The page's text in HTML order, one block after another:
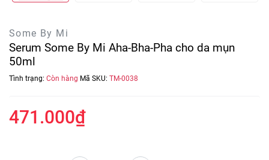
Some By Mi
Serum Some By Mi Aha-Bha-Pha cho da mụn
50ml
Tình trạng: Còn hàng Mã SKU: TM-0038
471.000₫